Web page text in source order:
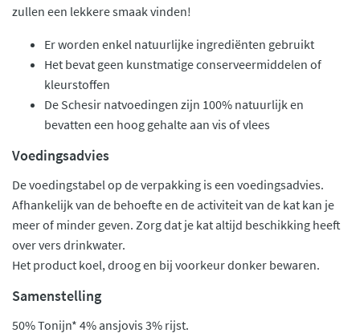
zullen een lekkere smaak vinden!
Er worden enkel natuurlijke ingrediënten gebruikt
Het bevat geen kunstmatige conserveermiddelen of
kleurstoffen
De Schesir natvoedingen zijn 100% natuurlijk en
bevatten een hoog gehalte aan vis of vlees
Voedingsadvies
De voedingstabel op de verpakking is een voedingsadvies.
Afhankelijk van de behoefte en de activiteit van de kat kan je
meer of minder geven. Zorg dat je kat altijd beschikking heeft
over vers drinkwater.
Het product koel, droog en bij voorkeur donker bewaren.
Samenstelling
50% Tonijn* 4% ansjovis 3% rijst.